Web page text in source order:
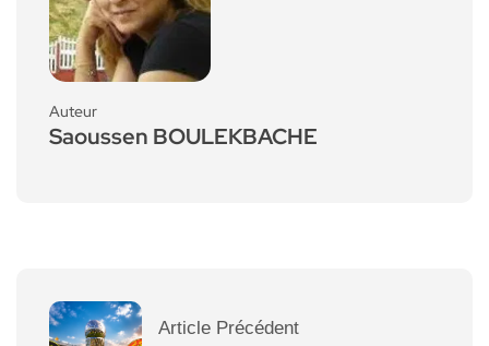
Auteur
Saoussen BOULEKBACHE
Article Précédent